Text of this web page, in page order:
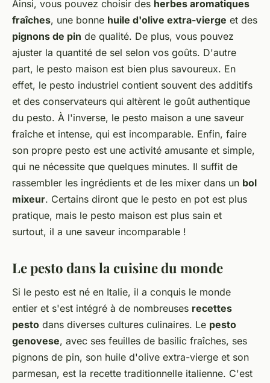
Ainsi, vous pouvez choisir des herbes aromatiques
fraîches, une bonne huile d'olive extra-vierge et des
pignons de pin de qualité. De plus, vous pouvez
ajuster la quantité de sel selon vos goûts. D'autre
part, le pesto maison est bien plus savoureux. En
effet, le pesto industriel contient souvent des additifs
et des conservateurs qui altèrent le goût authentique
du pesto. À l'inverse, le pesto maison a une saveur
fraîche et intense, qui est incomparable. Enfin, faire
son propre pesto est une activité amusante et simple,
qui ne nécessite que quelques minutes. Il suffit de
rassembler les ingrédients et de les mixer dans un bol
mixeur. Certains diront que le pesto en pot est plus
pratique, mais le pesto maison est plus sain et
surtout, il a une saveur incomparable !
Le pesto dans la cuisine du monde
Si le pesto est né en Italie, il a conquis le monde
entier et s'est intégré à de nombreuses recettes
pesto dans diverses cultures culinaires. Le pesto
genovese, avec ses feuilles de basilic fraîches, ses
pignons de pin, son huile d'olive extra-vierge et son
parmesan, est la recette traditionnelle italienne. C'est